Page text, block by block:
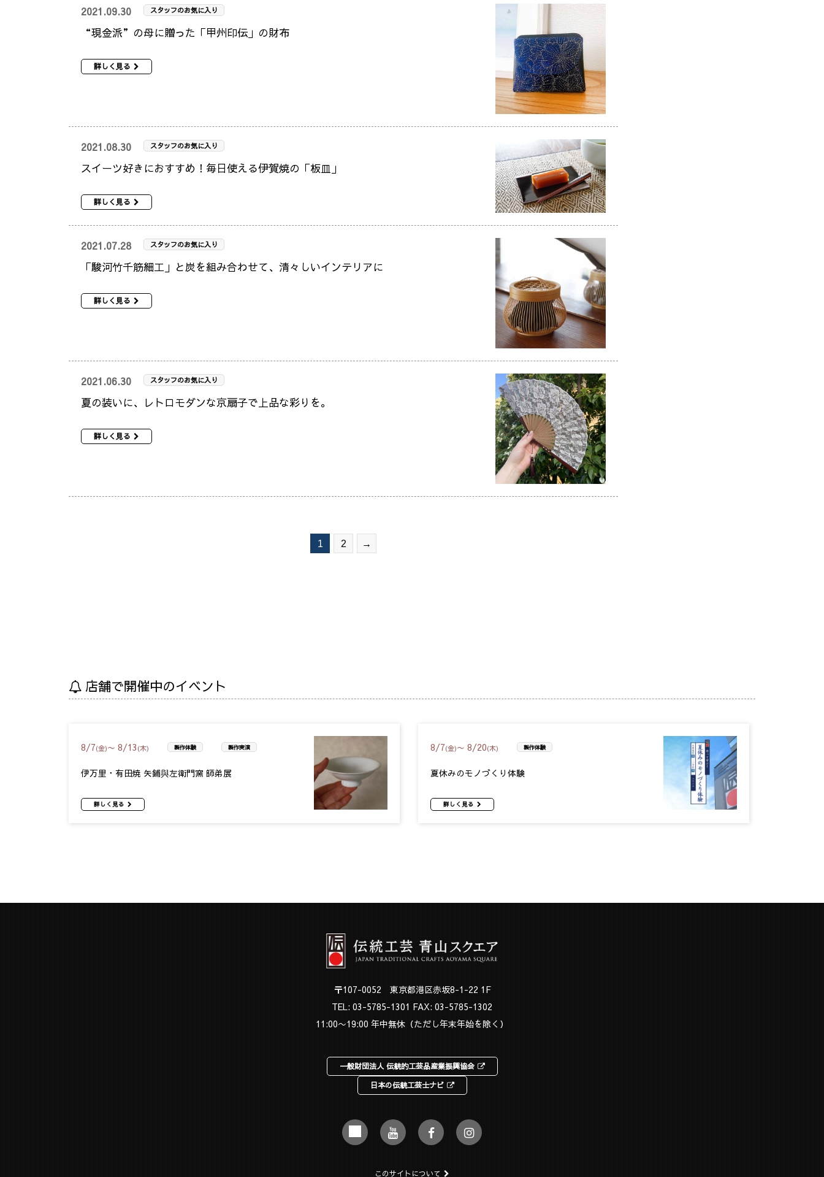
2021.09.30 スタッフのお気に入り
“現金派”の母に贈った「甲州印伝」の財布
詳しく見る
2021.08.30 スタッフのお気に入り
スイーツ好きにおすすめ！毎日使える伊賀焼の「板皿」
詳しく見る
2021.07.28 スタッフのお気に入り
「駿河竹千筋細工」と炭を組み合わせて、清々しいインテリアに
詳しく見る
2021.06.30 スタッフのお気に入り
夏の装いに、レトロモダンな京扇子で上品な彩りを。
詳しく見る
1 2 →
店舗で開催中のイベント
8/7(金)〜 8/13 (木) 製作体験 製作実演
伊万里・有田焼 矢鋪與左衛門窯 師弟展
詳しく見る
8/7(金)〜 8/20(木) 製作体験
夏休みのモノづくり体験
詳しく見る
〒107-0052 東京都港区赤坂8-1-22 1F
TEL: 03-5785-1301 FAX: 03-5785-1302
11:00〜19:00 年中無休（ただし年末年始を除く）
一般財団法人 伝統的工芸品産業振興協会
日本の伝統工芸士ナビ
このサイトについて